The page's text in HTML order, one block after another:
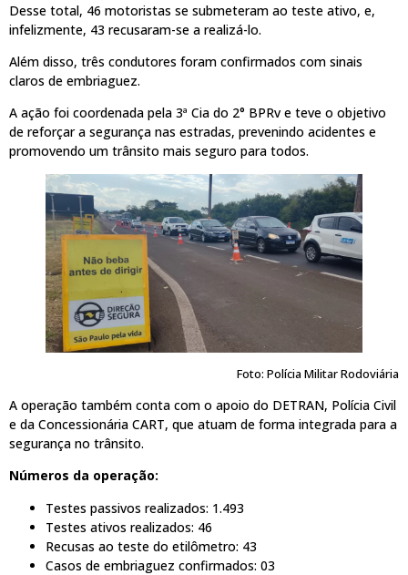
Desse total, 46 motoristas se submeteram ao teste ativo, e,
infelizmente, 43 recusaram-se a realizá-lo.
Além disso, três condutores foram confirmados com sinais
claros de embriaguez.
A ação foi coordenada pela 3ª Cia do 2° BPRv e teve o objetivo
de reforçar a segurança nas estradas, prevenindo acidentes e
promovendo um trânsito mais seguro para todos.
Foto: Polícia Militar Rodoviária
A operação também conta com o apoio do DETRAN, Polícia Civil
e da Concessionária CART, que atuam de forma integrada para a
segurança no trânsito.
Números da operação:
Testes passivos realizados: 1.493
Testes ativos realizados: 46
Recusas ao teste do etilômetro: 43
Casos de embriaguez confirmados: 03